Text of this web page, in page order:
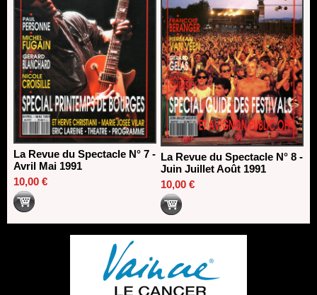
La Revue du Spectacle N° 7 -
Avril Mai 1991
10,00 €
La Revue du Spectacle N° 8 -
Juin Juillet Août 1991
10,00 €